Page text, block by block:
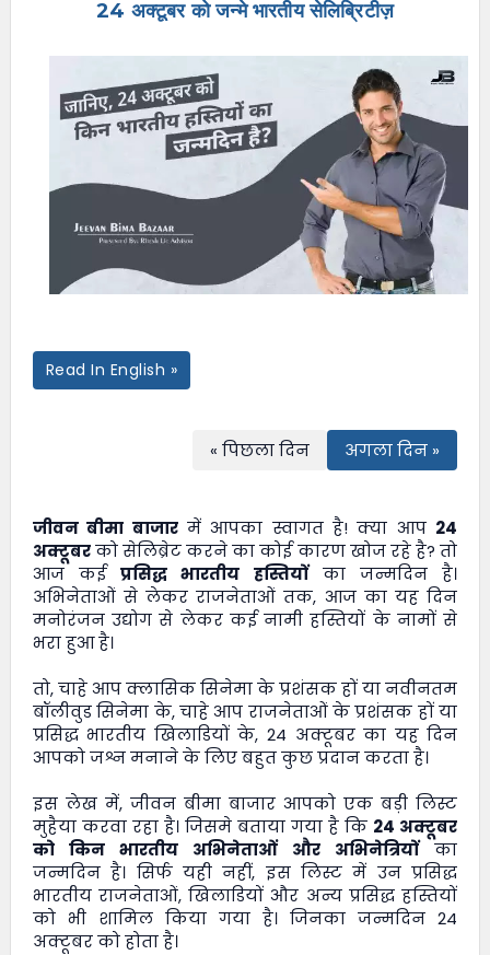
24 अक्टूबर को जन्मे भारतीय सेलिब्रिटीज़
Read In English »
« पिछला दिन अगला दिन »
जीवन बीमा बाजारमें आपका स्वागत है! क्या आप 24
अक्टूबरको सेलिब्रेट करने का कोई कारण खोज रहे है? तो
आज कईप्रसिद्ध भारतीय हस्तियोंका जन्मदिन है।
अभिनेताओं से लेकर राजनेताओं तक, आज का यह दिन
मनोरंजन उद्योग से लेकर कई नामी हस्तियों के नामों से
भरा हुआ है।
तो, चाहे आप क्लासिक सिनेमा के प्रशंसक हों या नवीनतम
बॉलीवुड सिनेमा के, चाहे आप राजनेताओं के प्रशंसक हों या
प्रसिद्ध भारतीय खिलाडियों के, 24 अक्टूबर का यह दिन
आपको जश्न मनाने के लिए बहुत कुछ प्रदान करता है।
इस लेख में, जीवन बीमा बाजार आपको एक बड़ी लिस्ट
मुहैया करवा रहा है। जिसमे बताया गया है कि 24 अक्टूबर
को किन भारतीय अभिनेताओं और अभिनेत्रियोंका
जन्मदिन है। सिर्फ यही नहीं, इस लिस्ट में उन प्रसिद्ध
भारतीय राजनेताओं, खिलाडियों और अन्य प्रसिद्ध हस्तियों
को भी शामिल किया गया है। जिनका जन्मदिन 24
अक्टूबर को होता है।